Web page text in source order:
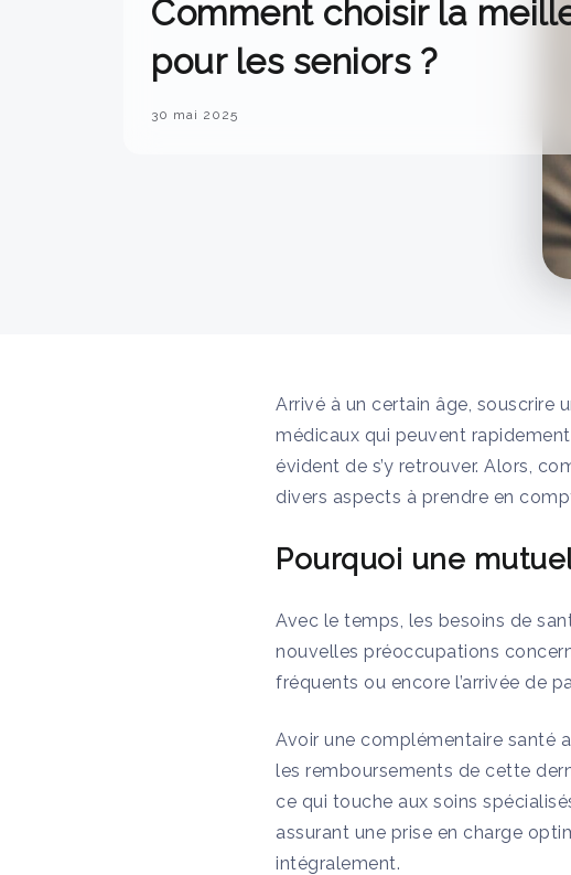
Comment choisir la
pour les seniors ?
30 mai 2025
Arrivé à un certain âge, souscrire
médicaux qui peuvent
évident de s’y retrouver. Alors,
divers aspects à prendre en
Pourquoi une
Avec le temps, les besoins de
nouvelles préoccupations
fréquents ou encore l’arrivée de
Avoir une complémentaire santé
les remboursements de cette
ce qui touche aux soins
assurant une prise en charge
intégralement.